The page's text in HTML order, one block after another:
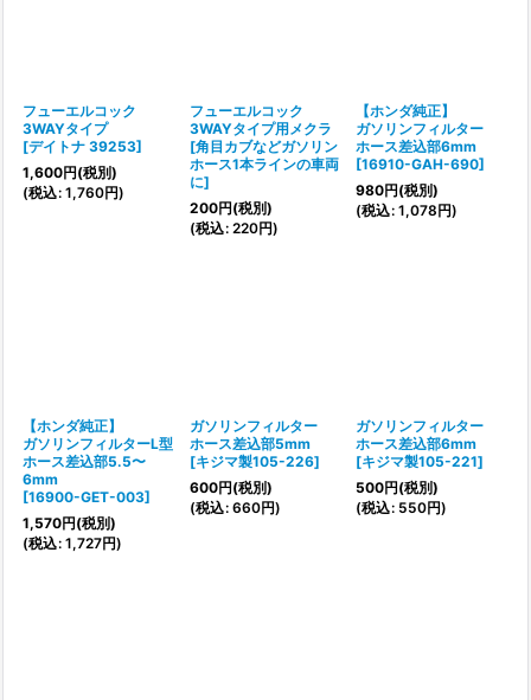
フューエルコック
3WAYタイプ
[デイトナ 39253]
1,600円(税別)
(税込: 1,760円)
フューエルコック
3WAYタイプ用メクラ
[角目カブなどガソリン
ホース1本ラインの車両
に]
200円(税別)
(税込: 220円)
【ホンダ純正】
ガソリンフィルター
ホース差込部6mm
[16910-GAH-690]
980円(税別)
(税込: 1,078円)
【ホンダ純正】
ガソリンフィルターL型
ホース差込部5.5〜
6mm
[16900-GET-003]
1,570円(税別)
(税込: 1,727円)
ガソリンフィルター
ホース差込部5mm
[キジマ製105-226]
600円(税別)
(税込: 660円)
ガソリンフィルター
ホース差込部6mm
[キジマ製105-221]
500円(税別)
(税込: 550円)